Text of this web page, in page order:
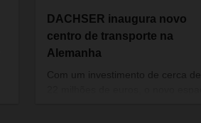
DACHSER inaugura novo
centro de transporte na
Alemanha
Com um investimento de cerca de